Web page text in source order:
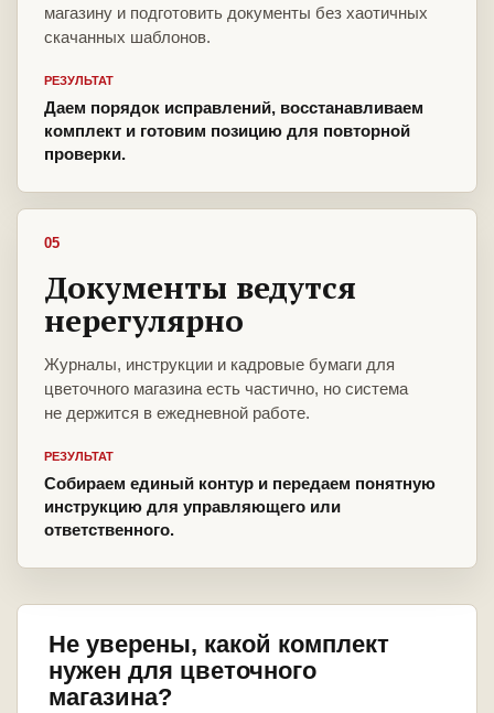
магазину и подготовить документы без хаотичных
скачанных шаблонов.
РЕЗУЛЬТАТ
Даем порядок исправлений, восстанавливаем
комплект и готовим позицию для повторной
проверки.
05
Документы ведутся
нерегулярно
Журналы, инструкции и кадровые бумаги для
цветочного магазина есть частично, но система
не держится в ежедневной работе.
РЕЗУЛЬТАТ
Собираем единый контур и передаем понятную
инструкцию для управляющего или
ответственного.
Не уверены, какой комплект
нужен для цветочного
магазина?